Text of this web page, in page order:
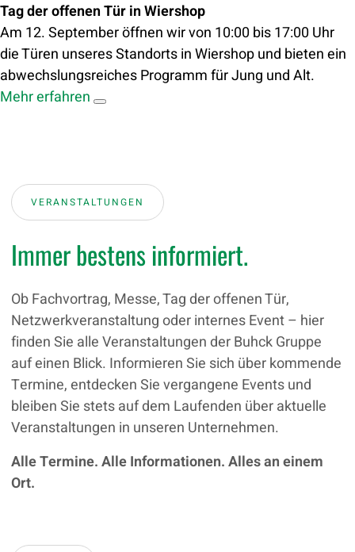
Tag der offenen Tür in Wiershop
Am 12. September öffnen wir von 10:00 bis 17:00 Uhr
die Türen unseres Standorts in Wiershop und bieten ein
abwechslungsreiches Programm für Jung und Alt.
Mehr erfahren
VERANSTALTUNGEN
Immer bestens informiert.
Ob Fachvortrag, Messe, Tag der offenen Tür,
Netzwerkveranstaltung oder internes Event – hier
finden Sie alle Veranstaltungen der Buhck Gruppe
auf einen Blick. Informieren Sie sich über kommende
Termine, entdecken Sie vergangene Events und
bleiben Sie stets auf dem Laufenden über aktuelle
Veranstaltungen in unseren Unternehmen.
Alle Termine. Alle Informationen. Alles an einem
Ort.